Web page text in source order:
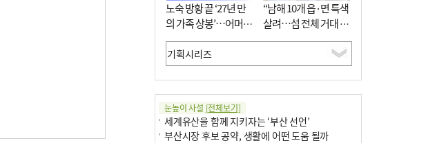
노숙 방황 끝 ‘27년 만
의 가족 상봉’…어머니
와 행복 꿈꿔
“남해 10개 읍·면 특색
살려…섬 전체 거대 정
원으로 조성”
눈높이 사설 [전체보기]
세계유산을 함께 지키자는 ‘부산 선언’
부산시장 후보 공약, 생활에 어떤 도움 될까